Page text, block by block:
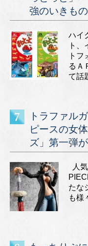
強のいきもの
ハイ
ト
ト
るＡ
て話
トラファル
ピースの女
ズ」第一弾
人
たな
も様